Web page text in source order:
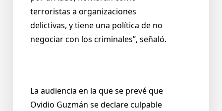
terroristas a organizaciones
delictivas, y tiene una política de no
negociar con los criminales”, señaló.
La audiencia en la que se prevé que
Ovidio Guzmán se declare culpable